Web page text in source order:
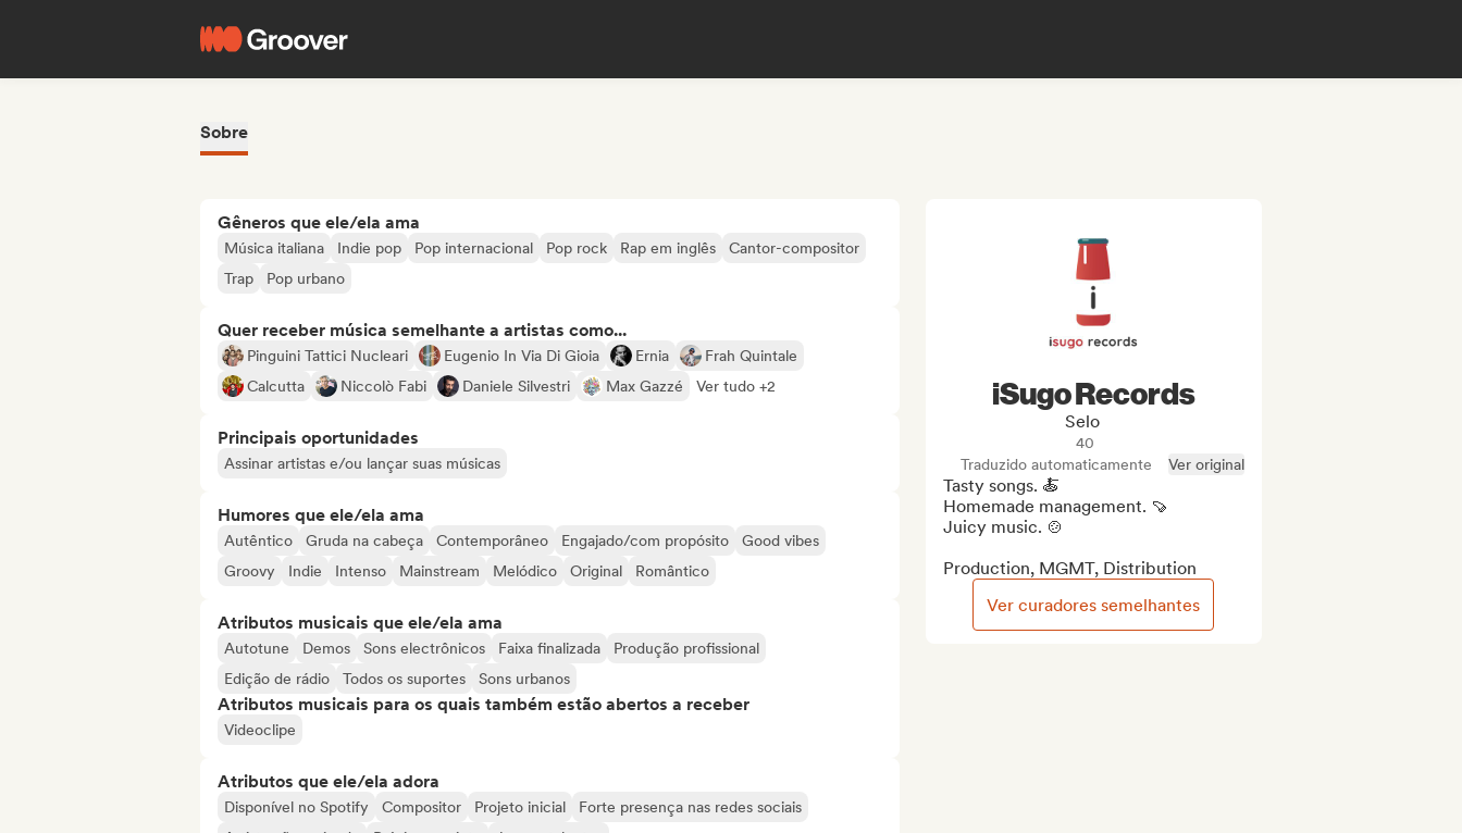
Sobre
Gêneros que ele/ela ama
Música italiana Indie pop Pop internacional Pop rock Rap em inglês
Cantor-compositor
Trap
Pop urbano
Quer receber música semelhante a artistas como...
Pinguini Tattici Nucleari Eugenio In Via Di Gioia Ernia
Frah Quintale
Calcutta
Niccolò Fabi Daniele Silvestri Max Gazzé Ver tudo +2
Principais oportunidades
Assinar artistas e/ou lançar suas músicas
Humores que ele/ela ama
Autêntico Gruda na cabeça Contemporâneo Engajado/com propósito
Good vibes
Groovy
Indie Intenso Mainstream Melódico Original Romântico
Atributos musicais que ele/ela ama
Autotune Demos Sons electrônicos Faixa finalizada
Produção profissional
Edição de rádio
Todos os suportes Sons urbanos
Atributos musicais para os quais também estão abertos a receber
Videoclipe
Atributos que ele/ela adora
Disponível no Spotify Compositor Projeto inicial
Forte presença nas redes sociais
iSugo Records
Selo
40
Traduzido automaticamente
Ver original
Tasty songs. 🍝
Homemade management. 🍠
Juicy music. 🍲
Production, MGMT, Distribution
Ver curadores semelhantes